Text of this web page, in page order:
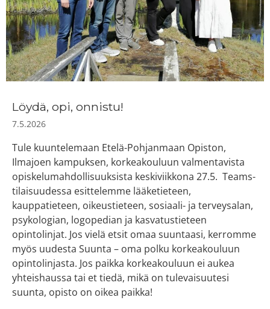
Löydä, opi, onnistu!
7.5.2026
Tule kuuntelemaan Etelä-Pohjanmaan Opiston,
Ilmajoen kampuksen, korkeakouluun valmentavista
opiskelumahdollisuuksista keskiviikkona 27.5. Teams-
tilaisuudessa esittelemme lääketieteen,
kauppatieteen, oikeustieteen, sosiaali- ja terveysalan,
psykologian, logopedian ja kasvatustieteen
opintolinjat. Jos vielä etsit omaa suuntaasi, kerromme
myös uudesta Suunta – oma polku korkeakouluun
opintolinjasta. Jos paikka korkeakouluun ei aukea
yhteishaussa tai et tiedä, mikä on tulevaisuutesi
suunta, opisto on oikea paikka!